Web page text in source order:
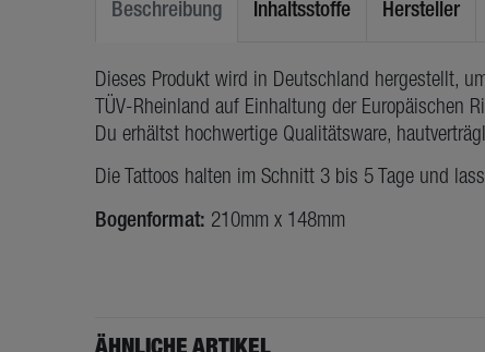
Beschreibung Inhaltsstoffe Hersteller
Dieses Produkt wird in Deutschland hergestellt,
TÜV-Rheinland auf Einhaltung der Europäischen
Du erhältst hochwertige Qualitätsware,
Die Tattoos halten im Schnitt 3 bis 5 Tage und
Bogenformat: 210mm x 148mm
ÄHNLICHE ARTIKEL